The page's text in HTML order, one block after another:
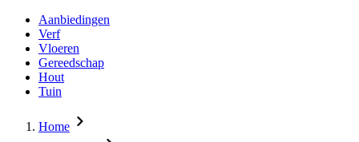
Aanbiedingen
Verf
Vloeren
Gereedschap
Hout
Tuin
Home